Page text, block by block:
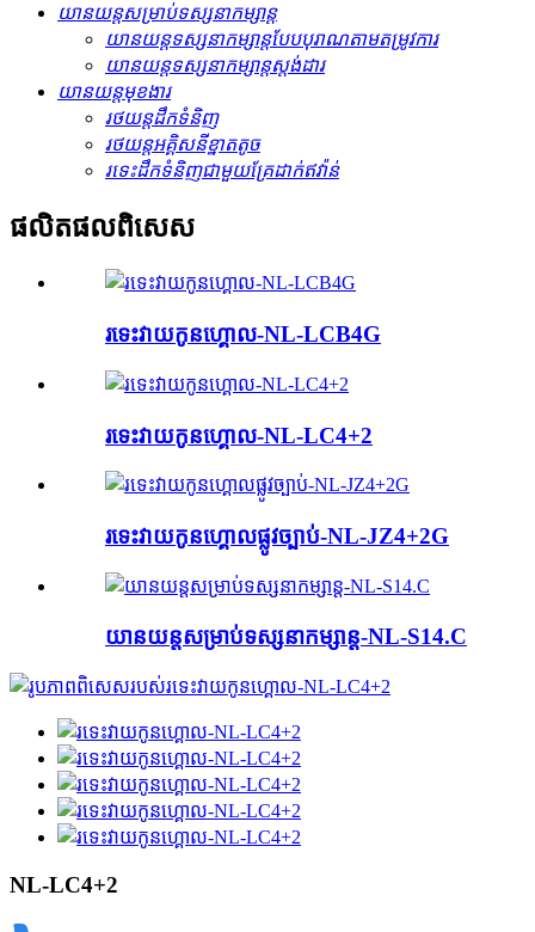
យានយន្ត​សម្រាប់​ទស្សនា​កម្សាន្ត
យានយន្តទស្សនាកម្សាន្តបែបបុរាណតាមតម្រូវការ
យានយន្តទស្សនាកម្សាន្តស្តង់ដារ
យានយន្តមុខងារ
រថយន្តដឹកទំនិញ
រថយន្តអគ្គិសនីខ្នាតតូច
រទេះ​ដឹក​ទំនិញ​ជាមួយ​គ្រែ​ដាក់​ឥវ៉ាន់
ផលិតផល​ពិសេស
រទេះ​វាយ​កូន​ហ្គោល-NL-LCB4G
រទេះ​វាយ​កូន​ហ្គោល-NL-LC4+2
រទេះ​វាយ​កូន​ហ្គោល​ផ្លូវ​ច្បាប់-NL-JZ4+2G
យានយន្ត​សម្រាប់​ទស្សនា​កម្សាន្ត-NL-S14.C
NL-LC4+2